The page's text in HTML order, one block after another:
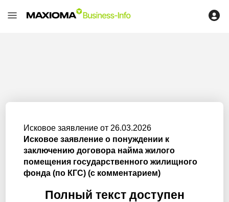
Исковое заявление от 26.03.2026
Исковое заявление о понуждении к
заключению договора найма жилого
помещения государственного жилищного
фонда (по КГС) (с комментарием)
Полный текст доступен